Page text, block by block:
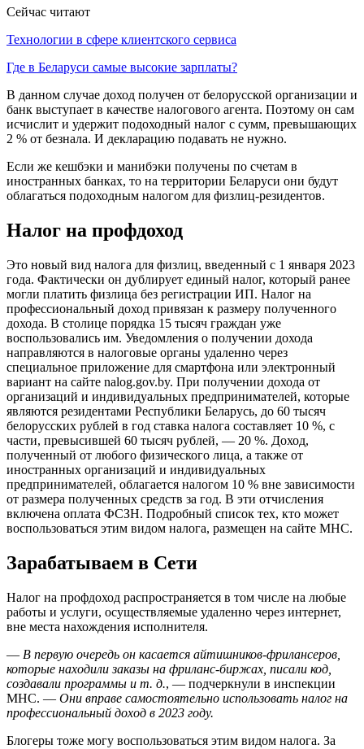
Сейчас читают
Технологии в сфере клиентского сервиса
Где в Беларуси самые высокие зарплаты?
В данном случае доход получен от белорусской организации и
банк выступает в качестве налогового агента. Поэтому он сам
исчислит и удержит подоходный налог с сумм, превышающих
2 % от безнала. И декларацию подавать не нужно.
Если же кешбэки и манибэки получены по счетам в
иностранных банках, то на территории Беларуси они будут
облагаться подоходным налогом для физлиц-резидентов.
Налог на профдоход
Это новый вид налога для физлиц, введенный с 1 января 2023
года. Фактически он дублирует единый налог, который ранее
могли платить физлица без регистрации ИП. Налог на
профессиональный доход привязан к размеру полученного
дохода. В столице порядка 15 тысяч граждан уже
воспользовались им. Уведомления о получении дохода
направляются в налоговые органы удаленно через
специальное приложение для смартфона или электронный
вариант на сайте nalog.gov.by. При получении дохода от
организаций и индивидуальных предпринимателей, которые
являются резидентами Республики Беларусь, до 60 тысяч
белорусских рублей в год ставка налога составляет 10 %, с
части, превысившей 60 тысяч рублей, — 20 %. Доход,
полученный от любого физического лица, а также от
иностранных организаций и индивидуальных
предпринимателей, облагается налогом 10 % вне зависимости
от размера полученных средств за год. В эти отчисления
включена оплата ФСЗН. Подробный список тех, кто может
воспользоваться этим видом налога, размещен на сайте МНС.
Зарабатываем в Сети
Налог на профдоход распространяется в том числе на любые
работы и услуги, осуществляемые удаленно через интернет,
вне места нахождения исполнителя.
— В первую очередь он касается айтишников-фрилансеров,
которые находили заказы на фриланс-биржах, писали код,
создавали программы и т. д., — подчеркнули в инспекции
МНС. — Они вправе самостоятельно использовать налог на
профессиональный доход в 2023 году.
Блогеры тоже могу воспользоваться этим видом налога. За